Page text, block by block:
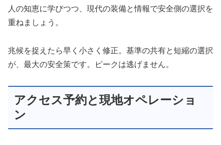
人の知恵に学びつつ、現代の装備と情報で安全側の選択を
重ねましょう。
兆候を捉えたら早く小さく修正。基準の共有と短縮の選択
が、最大の安全策です。ピークは逃げません。
アクセス予約と現地オペレーショ
ン